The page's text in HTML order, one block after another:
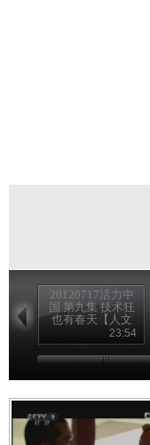
20120717活力中
国 第九集 技术狂
也有春天【人文
23:54